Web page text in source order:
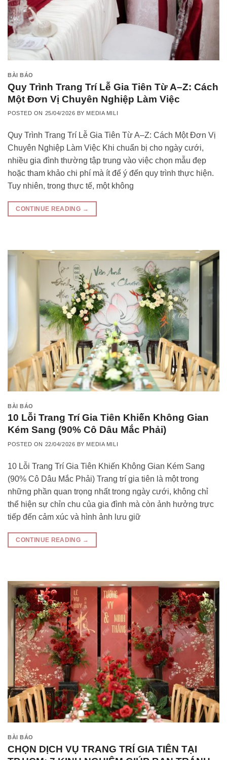
BÀI BÁO
Quy Trình Trang Trí Lễ Gia Tiên Từ A–Z: Cách
Một Đơn Vị Chuyên Nghiệp Làm Việc
POSTED ON 25/04/2026 BY MEDIA MILI
Quy Trình Trang Trí Lễ Gia Tiên Từ A–Z: Cách Một Đơn Vị
Chuyên Nghiệp Làm Việc Khi chuẩn bị cho ngày cưới,
nhiều gia đình thường tập trung vào việc chọn mẫu đẹp
hoặc tham khảo chi phí mà ít để ý đến quy trình thực hiện.
Tuy nhiên, trong thực tế, một không
CONTINUE READING →
BÀI BÁO
10 Lỗi Trang Trí Gia Tiên Khiến Không Gian
Kém Sang (90% Cô Dâu Mắc Phải)
POSTED ON 22/04/2026 BY MEDIA MILI
10 Lỗi Trang Trí Gia Tiên Khiến Không Gian Kém Sang
(90% Cô Dâu Mắc Phải) Trang trí gia tiên là một trong
những phần quan trọng nhất trong ngày cưới, không chỉ
thể hiện sự chỉn chu của gia đình mà còn ảnh hưởng trực
tiếp đến cảm xúc và hình ảnh lưu giữ
CONTINUE READING →
BÀI BÁO
CHỌN DỊCH VỤ TRANG TRÍ GIA TIÊN TẠI